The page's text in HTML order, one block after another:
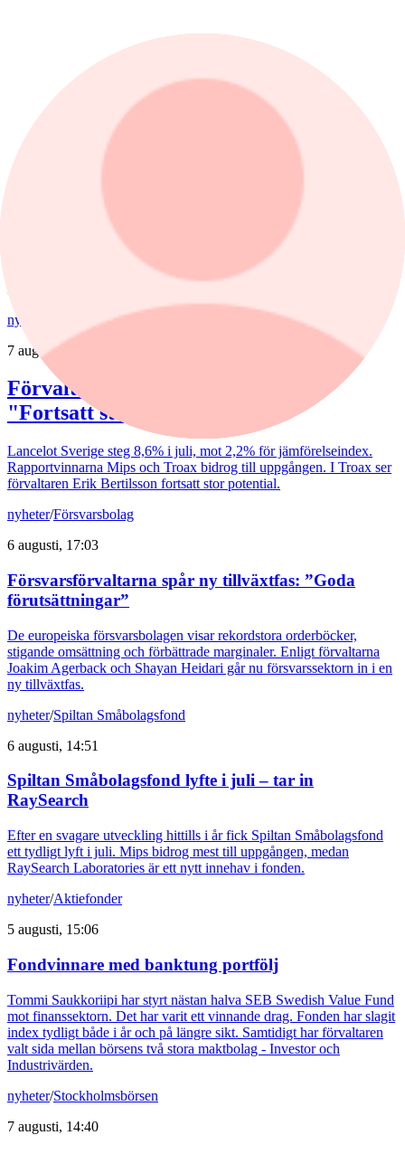
nyheter
Aktiefonder
7 augusti, 15:58
Förvaltaren efter Troax rusning:
"Fortsatt stor potential"
Lancelot Sverige steg 8,6% i juli, mot 2,2% för jämförelseindex.
Rapportvinnarna Mips och Troax bidrog till uppgången. I Troax ser
förvaltaren Erik Bertilsson fortsatt stor potential.
nyheter/Försvarsbolag
6 augusti, 17:03
Försvarsförvaltarna spår ny tillväxtfas: ”Goda
förutsättningar”
De europeiska försvarsbolagen visar rekordstora orderböcker,
stigande omsättning och förbättrade marginaler. Enligt förvaltarna
Joakim Agerback och Shayan Heidari går nu försvarssektorn in i en
ny tillväxtfas.
nyheter/Spiltan Småbolagsfond
6 augusti, 14:51
Spiltan Småbolagsfond lyfte i juli – tar in
RaySearch
Efter en svagare utveckling hittills i år fick Spiltan Småbolagsfond
ett tydligt lyft i juli. Mips bidrog mest till uppgången, medan
RaySearch Laboratories är ett nytt innehav i fonden.
nyheter/Aktiefonder
5 augusti, 15:06
Fondvinnare med banktung portfölj
Tommi Saukkoriipi har styrt nästan halva SEB Swedish Value Fund
mot finanssektorn. Det har varit ett vinnande drag. Fonden har slagit
index tydligt både i år och på längre sikt. Samtidigt har förvaltaren
valt sida mellan börsens två stora maktbolag - Investor och
Industrivärden.
nyheter/Stockholmsbörsen
7 augusti, 14:40